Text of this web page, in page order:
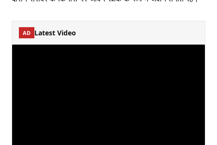
AD Latest Video